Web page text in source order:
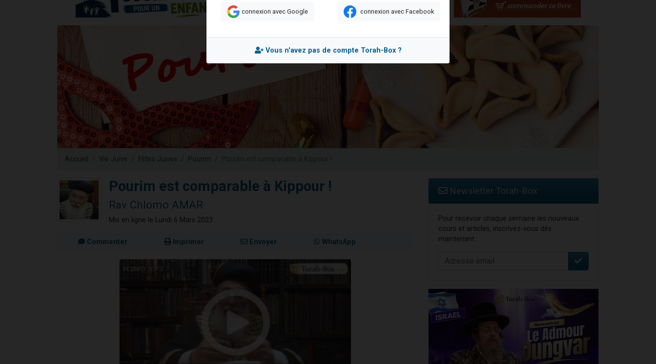
2 personnes viennent de nous rejoindre sur WhatsApp
3 personnes viennent de nous rejoindre sur WhatsApp
8 personnes viennent de faire un don pour Tsédaka : pauvres d'Israel
Nouvelle émission radio : Visions de grandeur n°104 : Le Chabbath et le Birkat Hamazone à travers le temps
61 personnes viennent de demander une bénédiction
Ariel vient de donner son Maasser
Il reste 49 places pour étudier en groupe sur Zoom
Eva vient de donner son Maasser
Accueil Vie Juive Fêtes Juives Pourim
Pourim est comparable à Kippour !
Rav Chlomo AMAR
Mis en ligne le Lundi 6 Mars 2023
Commenter Imprimer Envoyer WhatsApp
Newsletter Torah-Box
Pour recevoir chaque semaine les nouveaux
cours et articles, inscrivez-vous dès
maintenant :
connexion avec Google connexion avec Facebook
Vous n'avez pas de compte Torah-Box ?